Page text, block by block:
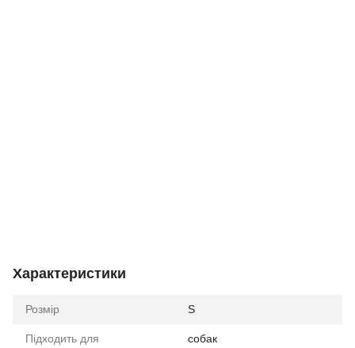
Характеристики
Розмір S
Підходить для собак